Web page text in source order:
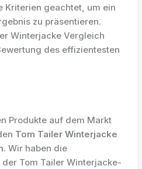
Kriterien geachtet, um ein
zu präsentieren.
Winterjacke Vergleich
des effizientesten
Produkte auf dem Markt
Tom Tailer Winterjacke
. Wir haben die
Tom Tailer Winterjacke-